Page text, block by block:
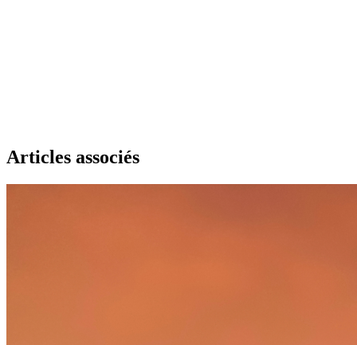
Articles associés